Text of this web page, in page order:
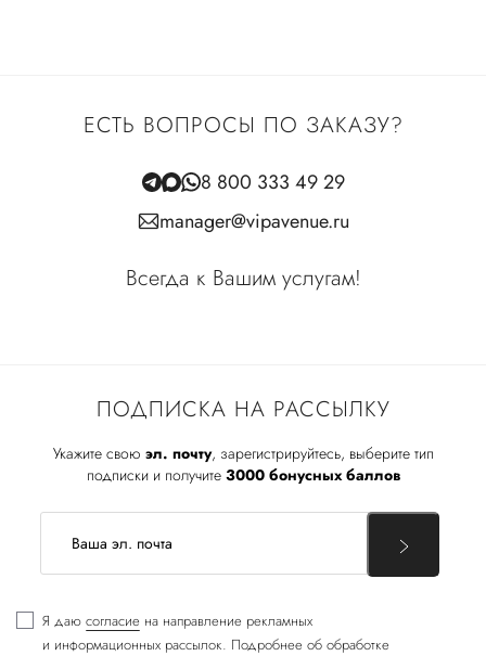
ПОДПИСКА НА РАССЫЛКУ
Укажите свою эл. почту, зарегистрируйтесь, выберите тип
подписки и получите 3000 бонусных баллов
Я даю согласие на направление рекламных
и информационных рассылок. Подробнее об обработке
ЕСТЬ ВОПРОСЫ ПО ЗАКАЗУ?
8 800 333 49 29
manager@vipavenue.ru
Всегда к Вашим услугам!